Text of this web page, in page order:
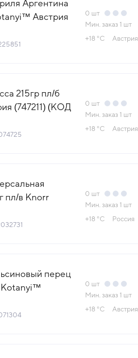
Аргентина
Австрия
0 шт
Мин. заказ 1 шт
+18 °С
Австрия
215гр пл/б
(747211) (КОД
0 шт
Мин. заказ 1 шт
+18 °С
Австрия
пл/в Knorr
74304) (+18°С)
0 шт
Мин. заказ 1 шт
+18 °С
Россия
перец
Kotanyi™
0 шт
Мин. заказ 1 шт
+18 °С
Австрия